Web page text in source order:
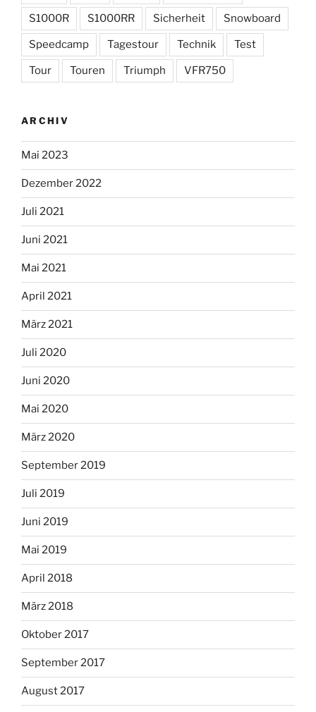
S1000R S1000RR Sicherheit Snowboard
Speedcamp Tagestour Technik Test
Tour Touren Triumph VFR750
ARCHIV
Mai 2023
Dezember 2022
Juli 2021
Juni 2021
Mai 2021
April 2021
März 2021
Juli 2020
Juni 2020
Mai 2020
März 2020
September 2019
Juli 2019
Juni 2019
Mai 2019
April 2018
März 2018
Oktober 2017
September 2017
August 2017